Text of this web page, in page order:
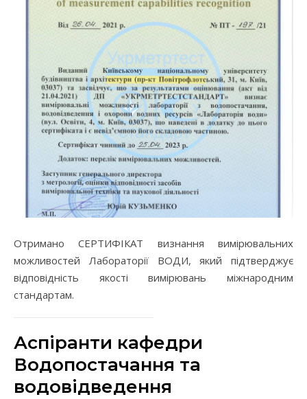
Отримано СЕРТИФІКАТ визнання вимірювальних
можливостей Лабораторії ВОДИ, який підтверджує
відповідність якості вимірювань міжнародним
стандартам.
Аспіранти кафедри
Водопостачання та
водовідведення